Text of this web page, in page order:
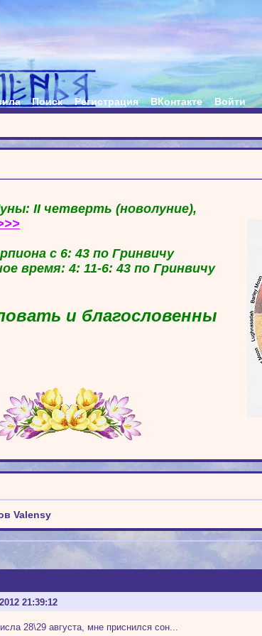
Поиск Регистрация ВКонтакте Войти
II четверть (новолуние),
с 6: 43 по Гринвичу
время: 4: 11-6: 43 по Гринвичу
и благословенны
Valensy
21:39:12
28\29 августа, мне приснился сон...